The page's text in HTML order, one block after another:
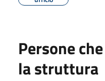
Persone
la struttura